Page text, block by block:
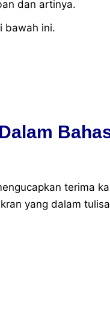
dan artinya.
bawah ini.
terima
yang dalam